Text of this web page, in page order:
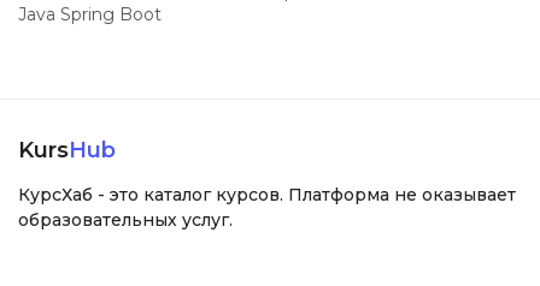
Java Spring Boot
KursHub
КурсХаб - это каталог курсов. Платформа не оказывает
образовательных услуг.